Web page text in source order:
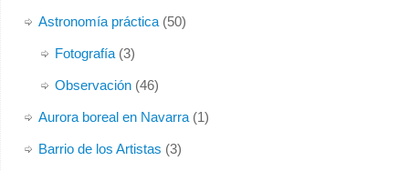
Astronomía práctica(50)
Fotografía(3)
Observación(46)
Aurora boreal en Navarra(1)
Barrio de los Artistas (3)